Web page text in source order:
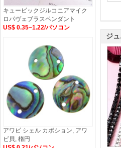
ジ
キュービックジルコニアマイク
ロパヴェブラスペンダント
US$ 0.35~1.22/パソコン
アワビ シェル カボション, アワ
ビ貝, 楕円